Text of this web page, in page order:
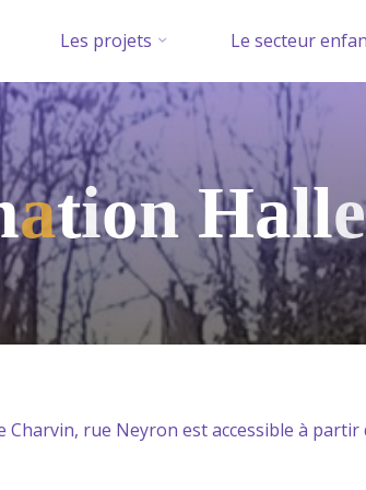
Les projets Le secteur
ation HH
a
a ll
l e
rue Neyron est accessible à partir